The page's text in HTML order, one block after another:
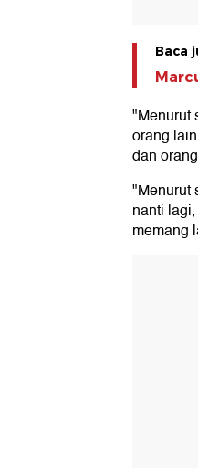
Baca
"Menurut
orang
dan
"Menurut
nanti
memang